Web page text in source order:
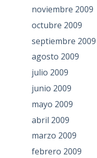
noviembre 2009
octubre 2009
septiembre 2009
agosto 2009
julio 2009
junio 2009
mayo 2009
abril 2009
marzo 2009
febrero 2009